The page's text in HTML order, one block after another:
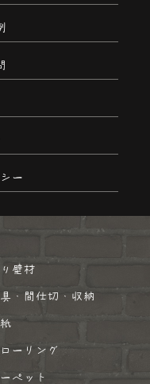
ー
壁材
・間仕切・収納
ーリング
ペット